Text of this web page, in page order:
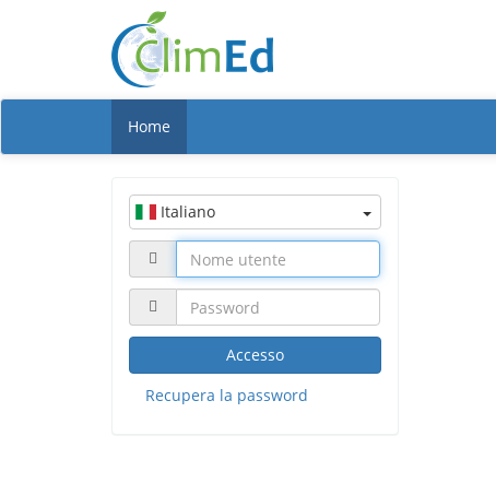
Home
Italiano
Accesso
Recupera la password